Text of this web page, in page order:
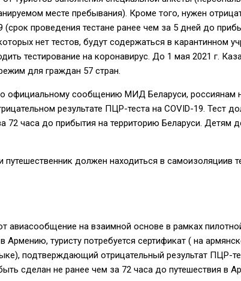
месте пребывания). Кроме того, нужен
(срок проведения тестане ранее чем за 5 дней до
нет тестов, будут содержаться в карантинном
тестирование на коронавирус. До 1 мая 2021 г.
для граждан 57 стран.
официальному сообщению МИД Беларуси, россиянам
результате ПЦР-теста на COVID-19. Тест
72 часа до прибытия на территорию Беларуси. Детям
путешественник должен находиться в самоизоляциив
авиасообщение на взаимной основе в рамках
Армению, туристу потребуется сертификат ( на
подтверждающий отрицательный результат ПЦР-
сделан не ранее чем за 72 часа до путешествия в